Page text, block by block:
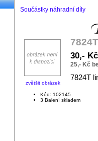
Součástky náhradní díly
zvětšit obrázek
30,-
25,- Kč
7824T
Kód: 102145
3 Balení skladem